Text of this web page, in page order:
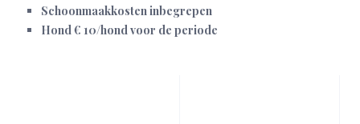
Schoonmaakkosten inbegrepen
Hond € 10/hond voor de periode